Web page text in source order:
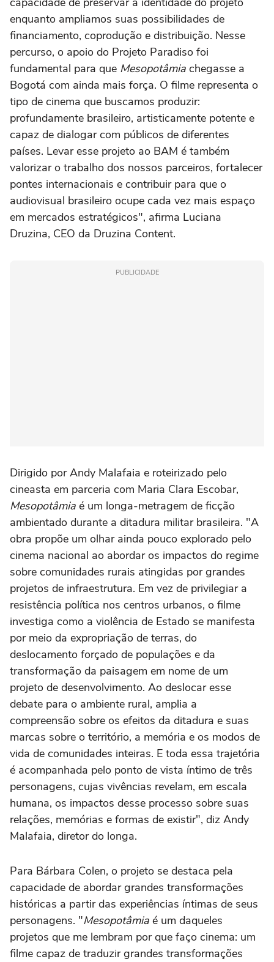
enquanto ampliamos suas possibilidades de
financiamento, coprodução e distribuição. Nesse
percurso, o apoio do Projeto Paradiso foi
fundamental para que Mesopotâmia chegasse a
Bogotá com ainda mais força. O filme representa o
tipo de cinema que buscamos produzir:
profundamente brasileiro, artisticamente potente e
capaz de dialogar com públicos de diferentes
países. Levar esse projeto ao BAM é também
valorizar o trabalho dos nossos parceiros, fortalecer
pontes internacionais e contribuir para que o
audiovisual brasileiro ocupe cada vez mais espaço
em mercados estratégicos", afirma Luciana
Druzina, CEO da Druzina Content.
PUBLICIDADE
Dirigido por Andy Malafaia e roteirizado pelo
cineasta em parceria com Maria Clara Escobar,
Mesopotâmia é um longa-metragem de ficção
ambientado durante a ditadura militar brasileira. "A
obra propõe um olhar ainda pouco explorado pelo
cinema nacional ao abordar os impactos do regime
sobre comunidades rurais atingidas por grandes
projetos de infraestrutura. Em vez de privilegiar a
resistência política nos centros urbanos, o filme
investiga como a violência de Estado se manifesta
por meio da expropriação de terras, do
deslocamento forçado de populações e da
transformação da paisagem em nome de um
projeto de desenvolvimento. Ao deslocar esse
debate para o ambiente rural, amplia a
compreensão sobre os efeitos da ditadura e suas
marcas sobre o território, a memória e os modos de
vida de comunidades inteiras. E toda essa trajetória
é acompanhada pelo ponto de vista íntimo de três
personagens, cujas vivências revelam, em escala
humana, os impactos desse processo sobre suas
relações, memórias e formas de existir", diz Andy
Malafaia, diretor do longa.
Para Bárbara Colen, o projeto se destaca pela
capacidade de abordar grandes transformações
históricas a partir das experiências íntimas de seus
personagens. "Mesopotâmia é um daqueles
projetos que me lembram por que faço cinema: um
filme capaz de traduzir grandes transformações